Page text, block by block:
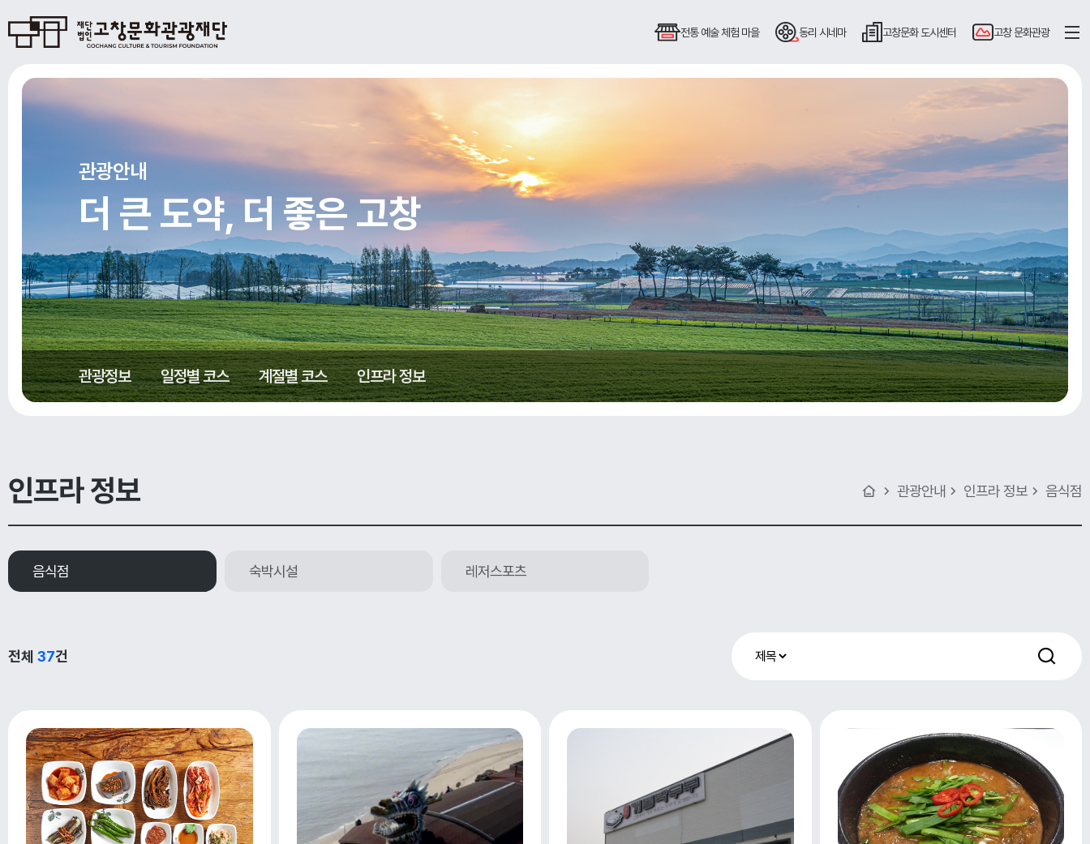
전통 예술체험 마을 동리 시네마 고창문화도시센터 고창문화관광
관광안내
더 큰 도약, 더 좋은 고창
관광정보 일정별 코스 계절별 코스 인프라 정보
인프라 정보 관광안내 인프라 정보 음식점
음식점 숙박시설 레저스포츠
전체 37건